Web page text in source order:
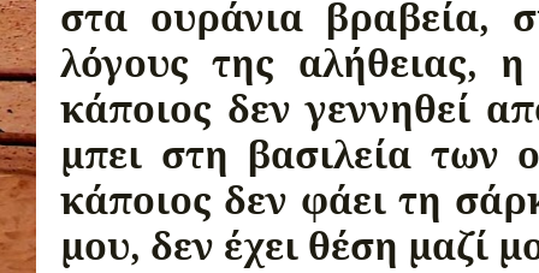
στα ουράνια βραβεία,
λόγους της αλήθειας,
κάποιος δεν γεννηθεί
μπει στη βασιλεία των
κάποιος δεν φάει τη
μου, δεν έχει θέση μαζί